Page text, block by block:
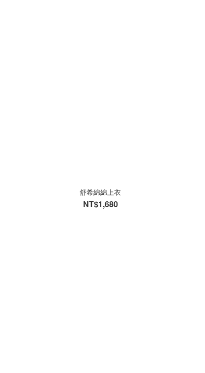
舒希綿綿上衣
NT$1,680